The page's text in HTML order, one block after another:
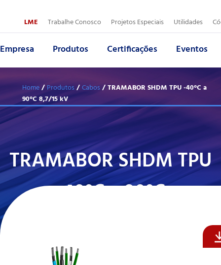
LME Trabalhe Conosco Projetos Especiais Utilidades
Empresa Produtos Certificações Eventos
Nome:*
Ramo de atividade:*
E-mail:*
Mensagem:
Trabalhe
Nome:*
E-mail:*
Mensagem: *
Formatos aceitos para
Home /Produtos / Cabos / TRAMABOR SHDM TPU -40°C a
90°C 8,7/15 kV
TRAMABOR SHDM TPU
-40°C a 90°C